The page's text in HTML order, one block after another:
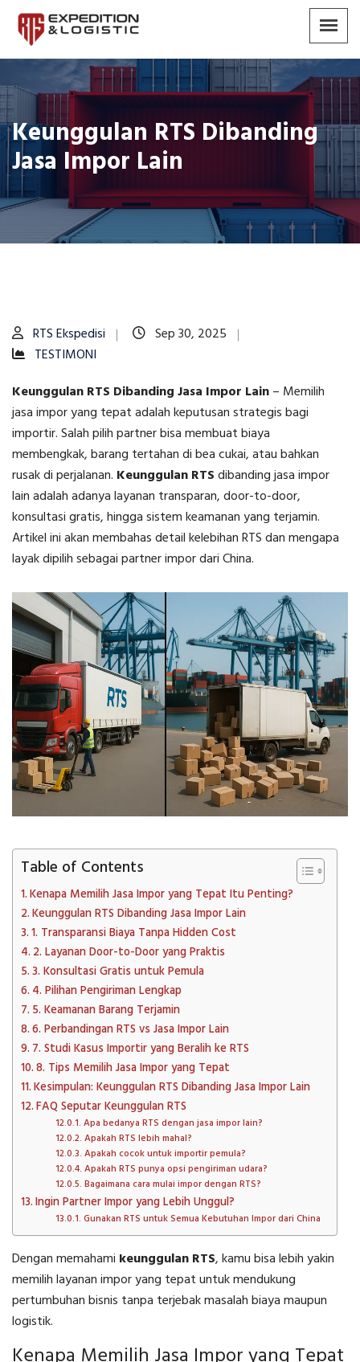
Keunggulan RTS Dibanding
Jasa Impor Lain
RTS Ekspedisi
Sep 30, 2025
TESTIMONI
Keunggulan RTS Dibanding Jasa Impor Lain– Memilih
jasa impor yang tepat adalah keputusan strategis bagi
importir. Salah pilih partner bisa membuat biaya
membengkak, barang tertahan di bea cukai, atau bahkan
rusak di perjalanan. Keunggulan RTSdibanding jasa impor
lain adalah adanya layanan transparan, door-to-door,
konsultasi gratis, hingga sistem keamanan yang terjamin.
Artikel ini akan membahas detail kelebihan RTS dan mengapa
layak dipilih sebagai partner impor dari China.
Table of Contents
Kenapa Memilih Jasa Impor yang Tepat Itu Penting?
Keunggulan RTS Dibanding Jasa Impor Lain
1. Transparansi Biaya Tanpa Hidden Cost
2. Layanan Door-to-Door yang Praktis
3. Konsultasi Gratis untuk Pemula
4. Pilihan Pengiriman Lengkap
5. Keamanan Barang Terjamin
6. Perbandingan RTS vs Jasa Impor Lain
7. Studi Kasus Importir yang Beralih ke RTS
8. Tips Memilih Jasa Impor yang Tepat
Kesimpulan: Keunggulan RTS Dibanding Jasa Impor Lain
FAQ Seputar Keunggulan RTS
Apa bedanya RTS dengan jasa impor lain?
Apakah RTS lebih mahal?
Apakah cocok untuk importir pemula?
Apakah RTS punya opsi pengiriman udara?
Bagaimana cara mulai impor dengan RTS?
Ingin Partner Impor yang Lebih Unggul?
Gunakan RTS untuk Semua Kebutuhan Impor dari China
Dengan memahami keunggulan RTS, kamu bisa lebih yakin
memilih layanan impor yang tepat untuk mendukung
pertumbuhan bisnis tanpa terjebak masalah biaya maupun
logistik.